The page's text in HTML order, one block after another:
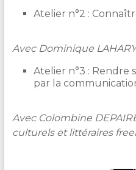
Atelier n°2 :
Avec Dominique LAHARY
Atelier n°3 : Rendre
par la
Avec Colombine
culturels et littéraires